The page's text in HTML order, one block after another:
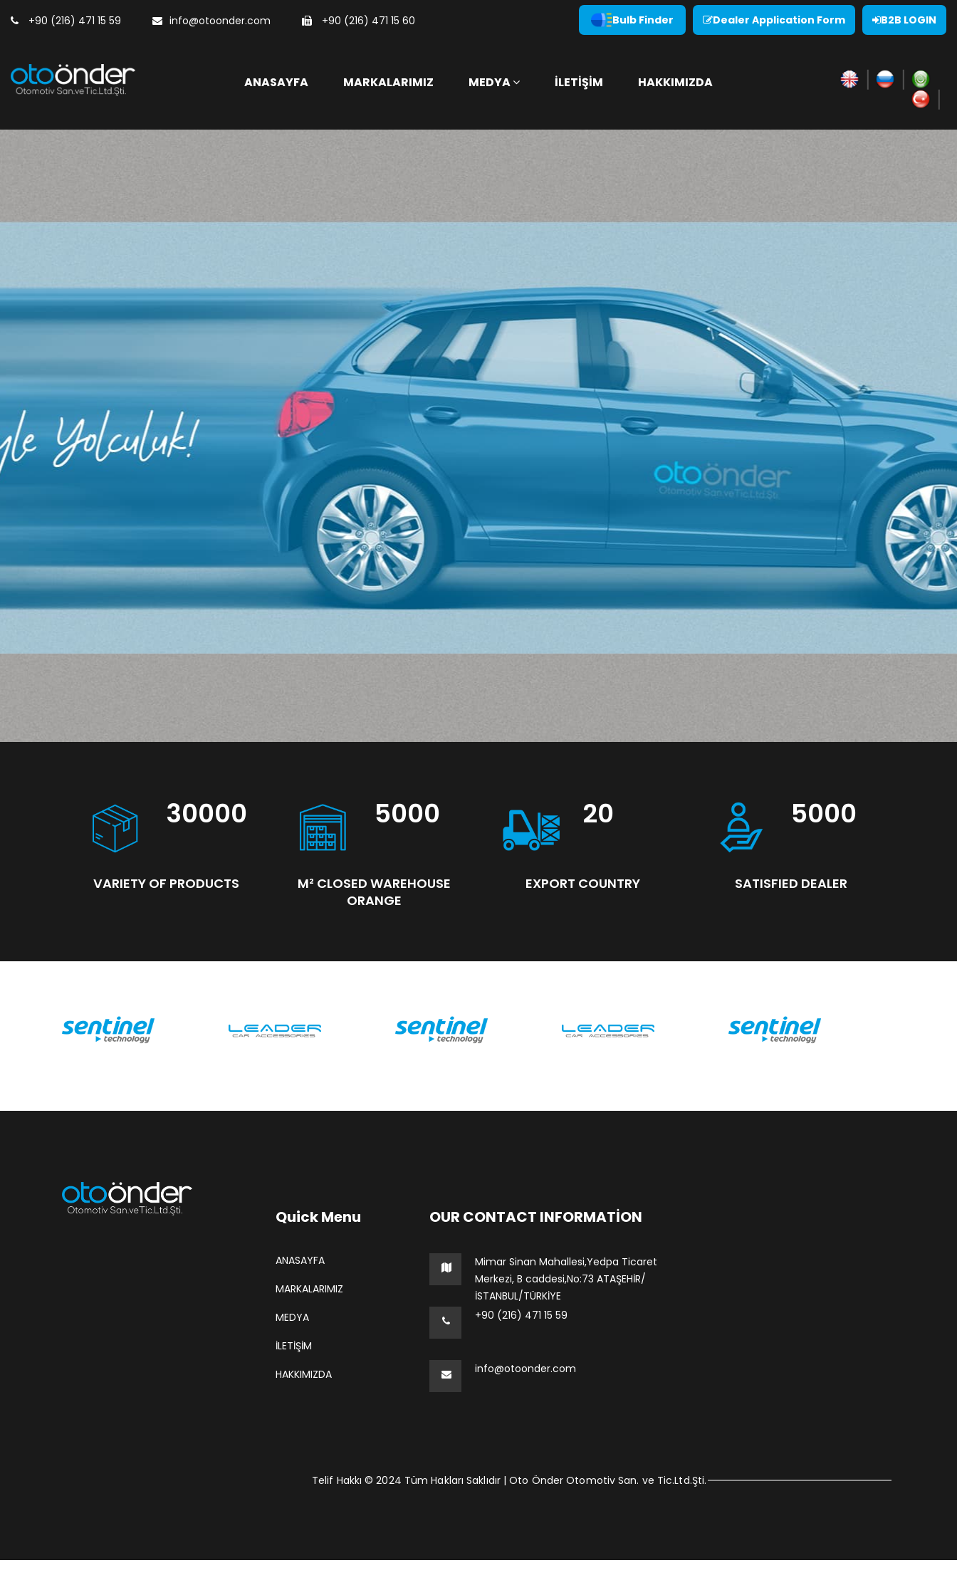
+90 (216) 471 15 59 info@otoonder.com +90 (216) 471 15 60 B2B LOGIN
Dealer Application Form
Bulb Finder
ANASAYFA MARKALARIMIZ MEDYA İLETİŞİM HAKKIMIZDA
30000
VARIETY OF PRODUCTS
5000
M² CLOSED WAREHOUSE
ORANGE
20
EXPORT COUNTRY
5000
SATISFIED DEALER
Quick Menu
ANASAYFA
MARKALARIMIZ
MEDYA
İLETİŞİM
HAKKIMIZDA
OUR CONTACT INFORMATION
Mimar Sinan Mahallesi,Yedpa Ticaret
Merkezi, B caddesi,No:73 ATAŞEHİR/
İSTANBUL/TÜRKİYE
+90 (216) 471 15 59
info@otoonder.com
Telif Hakkı © 2024 Tüm Hakları Saklıdır | Oto Önder Otomotiv San. ve Tic.Ltd.Şti.